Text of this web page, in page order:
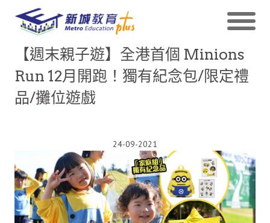
【週末親子遊】全港首個 Minions
Run 12月開跑！獨有紀念包/限定禮
品/攤位遊戲
24-09-2021